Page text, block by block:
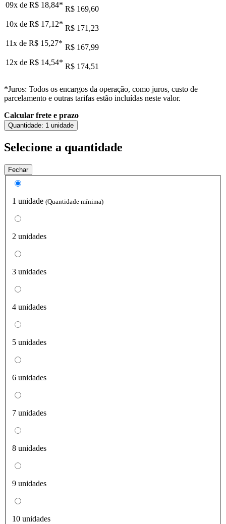
09x de R$ 18,84* R$ 169,60
10x de R$ 17,12* R$ 171,23
11x de R$ 15,27* R$ 167,99
12x de R$ 14,54* R$ 174,51
*Juros: Todos os encargos da operação, como juros, custo de
parcelamento e outras tarifas estão incluídas neste valor.
Calcular frete e prazo
Quantidade: 1 unidade
Selecione a quantidade
Fechar
1 unidade (Quantidade mínima)
2 unidades
3 unidades
4 unidades
5 unidades
6 unidades
7 unidades
8 unidades
9 unidades
10 unidades